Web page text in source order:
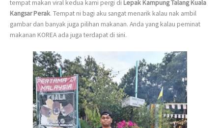
tempat makan viral kedua kami pergi di Lepak Kampung Talang Kuala
Kangsar Perak. Tempat ni bagi aku sangat menarik kalau nak ambil
gambar dan banyak juga pilihan makanan. Anda yang kalau peminat
makanan KOREA ada juga terdapat di sini.